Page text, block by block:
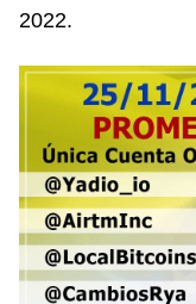
2022.